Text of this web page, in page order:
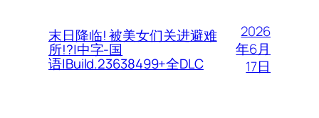
末日降临! 被美女们关进避难
所!?|中字-国
语|Build.23638499+全DLC
2026
年6月
17日